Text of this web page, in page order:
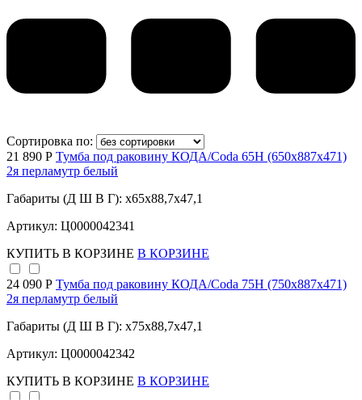
Сортировка по:
21 890 Р Тумба под раковину КОДА/Coda 65Н (650х887х471)
2я перламутр белый
Габариты (Д Ш В Г): x65x88,7x47,1
Артикул: Ц0000042341
КУПИТЬ В КОРЗИНЕ В КОРЗИНЕ
24 090 Р Тумба под раковину КОДА/Coda 75Н (750х887х471)
2я перламутр белый
Габариты (Д Ш В Г): x75x88,7x47,1
Артикул: Ц0000042342
КУПИТЬ В КОРЗИНЕ В КОРЗИНЕ